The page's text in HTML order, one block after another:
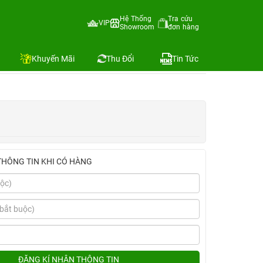
VIP
Hệ Thống
Showroom
Tra cứu
đơn hàng
Khuyến Mãi Thu Đổi Tin Tức
Belkin+Ốp ESR+Dán Mipow)
TIN KHI CÓ HÀNG
ĐĂNG KÍ NHẬN THÔNG TIN